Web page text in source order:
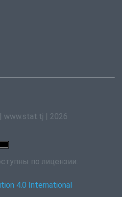
| 2026
по лицензии:
4.0 International